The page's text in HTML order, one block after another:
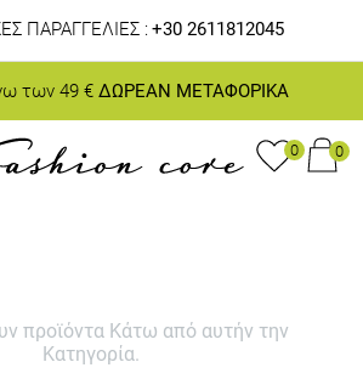
ΠΑΡΑΓΓΕΛΙΕΣ : +30 2611812045
των 49 € ΔΩΡΕΑΝ ΜΕΤΑΦΟΡΙΚΑ
0 0
προϊόντα Κάτω από αυτήν την
Κατηγορία.